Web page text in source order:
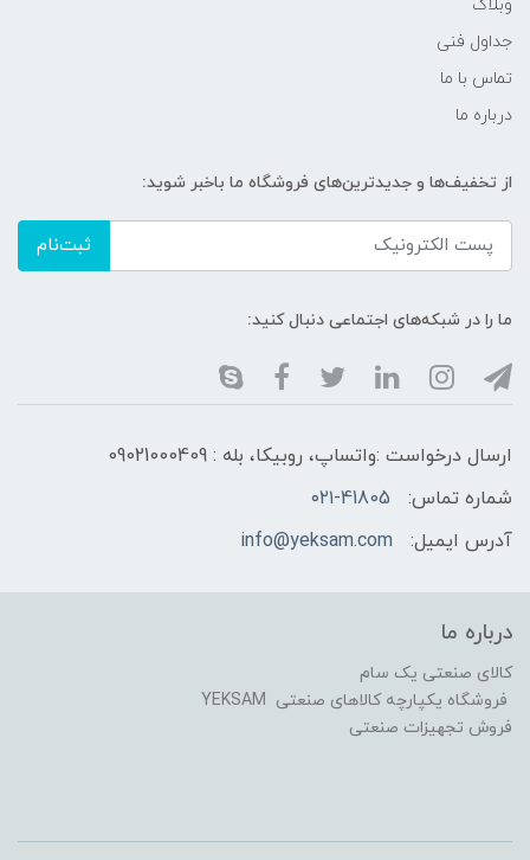
وبلاگ
جداول فنی
تماس با ما
درباره ما
از تخفیف‌ها و جدیدترین‌های فروشگاه ما باخبر شوید:
ثبت‌نام
ما را در شبکه‌های اجتماعی دنبال کنید:
ارسال درخواست :واتساپ، روبیکا، بله : 09021000409
شماره تماس:
۰۲۱-41805
آدرس ایمیل:
info@yeksam.com
درباره ما
کالای صنعتی یک سام
فروشگاه یکپارچه کالاهای صنعتی YEKSAM
فروش تجهیزات صنعتی